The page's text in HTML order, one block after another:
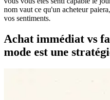
nom vaut ce qu'un acheteur
vos sentiments.
Achat immédiat vs
mode est une